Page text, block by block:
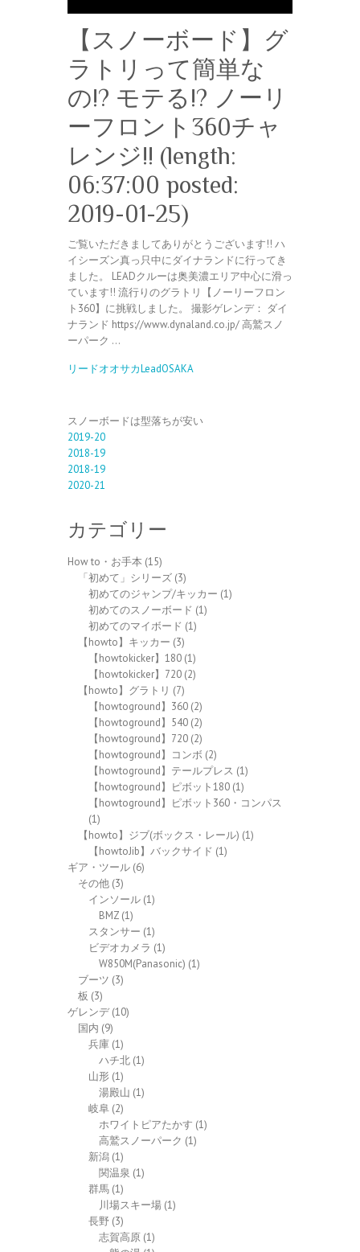
【スノーボード】グ
ラトリって簡単な
の!? モテる!? ノーリ
ーフロント360チャ
レンジ!! (length:
06:37:00 posted:
2019-01-25)
ご覧いただきましてありがとうございます!! ハ
イシーズン真っ只中にダイナランドに行ってき
ました。 LEADクルーは奥美濃エリア中心に滑っ
ています!! 流行りのグラトリ【ノーリーフロン
ト360】に挑戦しました。 撮影ゲレンデ： ダイ
ナランド https://www.dynaland.co.jp/ 高鷲スノ
ーパーク …
リードオオサカLeadOSAKA
スノーボードは型落ちが安い
2019-20
2018-19
2018-19
2020-21
カテゴリー
How to・お手本 (15)
「初めて」シリーズ (3)
初めてのジャンプ/キッカー (1)
初めてのスノーボード (1)
初めてのマイボード (1)
【howto】キッカー (3)
【howtokicker】180 (1)
【howtokicker】720 (2)
【howto】グラトリ (7)
【howtoground】360 (2)
【howtoground】540 (2)
【howtoground】720 (2)
【howtoground】コンボ (2)
【howtoground】テールプレス (1)
【howtoground】ピボット180 (1)
【howtoground】ピボット360・コンパス
(1)
【howto】ジブ(ボックス・レール) (1)
【howtoJib】バックサイド (1)
ギア・ツール (6)
その他 (3)
インソール (1)
BMZ (1)
スタンサー (1)
ビデオカメラ (1)
W850M(Panasonic) (1)
ブーツ (3)
板 (3)
ゲレンデ(10)
国内 (9)
兵庫 (1)
ハチ北 (1)
山形 (1)
湯殿山 (1)
岐阜 (2)
ホワイトピアたかす (1)
高鷲スノーパーク (1)
新潟 (1)
関温泉 (1)
群馬 (1)
川場スキー場 (1)
長野 (3)
志賀高原 (1)